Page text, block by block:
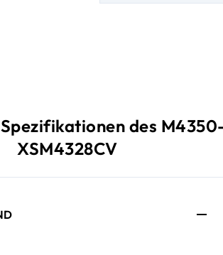
des
XSM4328CV